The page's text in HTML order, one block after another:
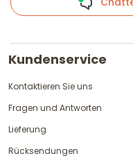
Kundenservice
Kontaktieren Sie uns
Fragen und Antworten
Lieferung
Rücksendungen